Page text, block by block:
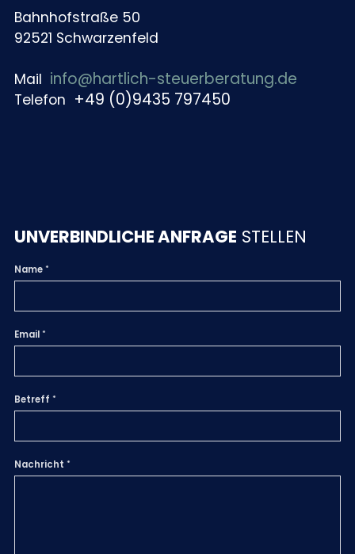
Bahnhofstraße 50
92521 Schwarzenfeld
Mail info@hartlich-steuerberatung.de
Telefon +49 (0)9435 797450
UNVERBINDLICHE ANFRAGE STELLEN
Name
Email
Betreff
Nachricht